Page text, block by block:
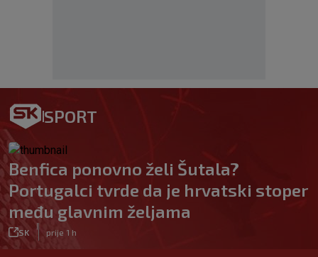
SPORT
Benfica ponovno želi Šutala?
Portugalci tvrde da je hrvatski stoper
među glavnim željama
SK prije 1 h